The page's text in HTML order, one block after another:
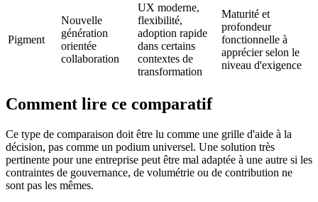
Pigment
Nouvelle
génération
orientée
collaboration
UX moderne,
flexibilité,
adoption rapide
dans certains
contextes de
transformation
Maturité et
profondeur
fonctionnelle à
apprécier selon le
niveau d'exigence
Comment lire ce comparatif
Ce type de comparaison doit être lu comme une grille d'aide à la
décision, pas comme un podium universel. Une solution très
pertinente pour une entreprise peut être mal adaptée à une autre si les
contraintes de gouvernance, de volumétrie ou de contribution ne
sont pas les mêmes.